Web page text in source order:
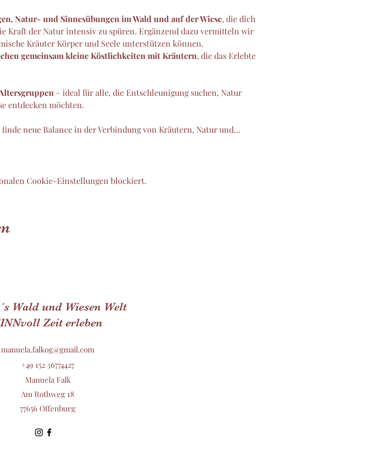
Natur- und Sinnesübungen im Wald und auf der Wiese, die dich
Kraft der Natur intensiv zu spüren. Ergänzend dazu vermitteln wir
Kräuter Körper und Seele unterstützen können.
gemeinsam kleine Köstlichkeiten mit Kräutern, die das Erlebte
– ideal für alle, die Entschleunigung suchen, Natur
entdecken möchten.
neue Balance in der Verbindung von Kräutern, Natur und…
Cookie-Einstellungen blockiert.
Wald und Wiesen Welt
Zeit erleben
manuela.falkog@gmail.com
+49 152 36774427
Manuela Falk
Am Rothweg 18
77656 Offenburg